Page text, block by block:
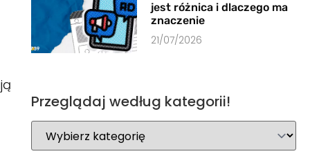
jest różnica i dlaczego ma
znaczenie
21/07/2026
Przeglądaj według kategorii!